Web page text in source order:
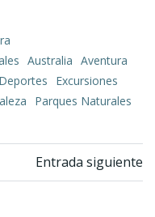
Australia Aventura
Deportes
Excursiones
Parques Naturales
Entrada siguiente